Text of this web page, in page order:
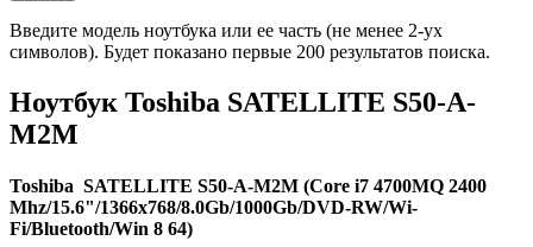
Введите модель ноутбука или ее часть (не менее 2-ух
символов). Будет показано первые 200 результатов поиска.
Ноутбук Toshiba SATELLITE S50-A-
M2M
Toshiba SATELLITE S50-A-M2M (Core i7 4700MQ 2400
Mhz/15.6"/1366x768/8.0Gb/1000Gb/DVD-RW/Wi-
Fi/Bluetooth/Win 8 64)